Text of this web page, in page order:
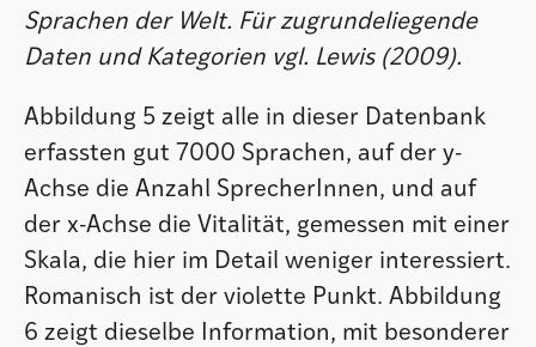
Sprachen der Welt. Für zugrundeliegende
Daten und Kategorien vgl. Lewis (2009).
Abbildung 5 zeigt alle in dieser Datenbank
erfassten gut 7000 Sprachen, auf der y-
Achse die Anzahl SprecherInnen, und auf
der x-Achse die Vitalität, gemessen mit einer
Skala, die hier im Detail weniger interessiert.
Romanisch ist der violette Punkt. Abbildung
6 zeigt dieselbe Information, mit besonderer